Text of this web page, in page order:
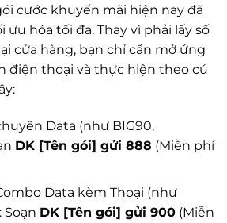
cước khuyến mãi hiện nay đã
hóa tối đa. Thay vì phải lấy số
cửa hàng, bạn chỉ cần mở ứng
điện thoại và thực hiện theo cú
Data (như BIG90,
DK [Tên gói] gửi 888 (Miễn phí
Data kèm Thoại (như
Soạn DK [Tên gói] gửi 900(Miễn